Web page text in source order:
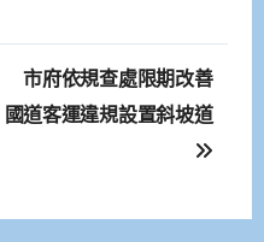
市府依規查處限期改善
國道客運違規設置斜坡道